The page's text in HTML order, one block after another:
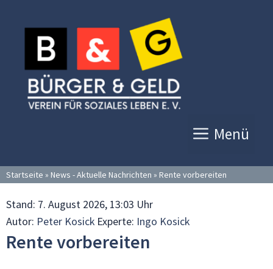
Inhalt
springen
Menü
Startseite » News - Aktuelle Nachrichten » Rente vorbereiten
Stand: 7. August 2026, 13:03 Uhr
Autor: Peter Kosick Experte: Ingo Kosick
Rente vorbereiten